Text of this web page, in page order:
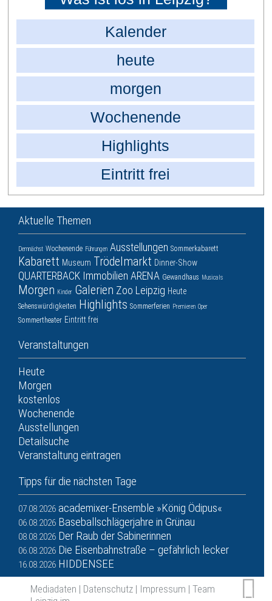
Kalender
heute
morgen
Wochenende
Highlights
Eintritt frei
Aktuelle Themen
Demnächst Wochenende Führungen Ausstellungen Sommerkabarett
Kabarett Museum Trödelmarkt Dinner-Show
QUARTERBACK Immobilien ARENA Gewandhaus Musicals
Morgen Kinder Galerien Zoo Leipzig Heute
Sehenswürdigkeiten Highlights Sommerferien Premieren Oper
Sommertheater Eintritt frei
Veranstaltungen
Heute
Morgen
kostenlos
Wochenende
Ausstellungen
Detailsuche
Veranstaltung eintragen
Tipps für die nächsten Tage
07.08.2026 academixer-Ensemble »König Ödipus«
06.08.2026 Baseballschlägerjahre in Grünau
08.08.2026 Der Raub der Sabinerinnen
06.08.2026 Die Eisenbahnstraße – gefährlich lecker
16.08.2026 HIDDENSEE
Mediadaten | Datenschutz | Impressum | Team